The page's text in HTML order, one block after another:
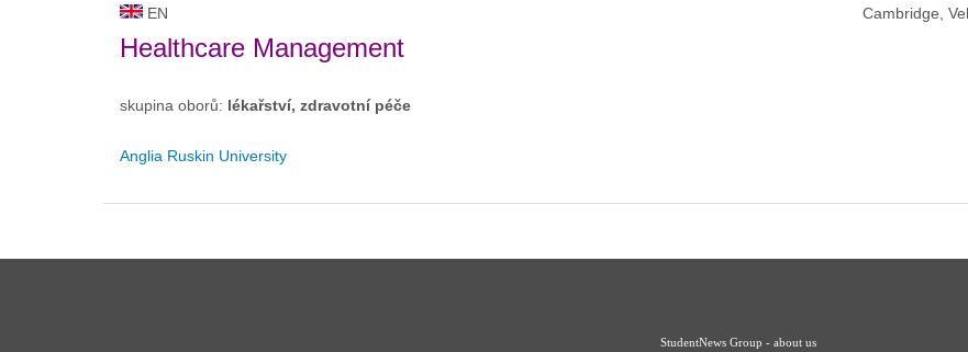
EN Cambridge,
Healthcare Management
skupina oborů: lékařství, zdravotní péče
Anglia Ruskin University
StudentNews Group - about us